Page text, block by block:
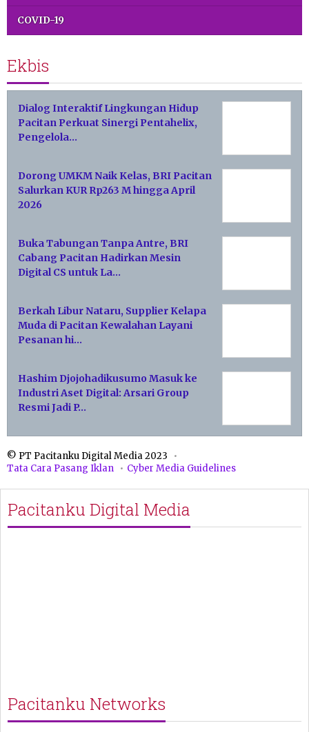
COVID-19
Ekbis
Dialog Interaktif Lingkungan Hidup
Pacitan Perkuat Sinergi Pentahelix,
Pengelola…
Dorong UMKM Naik Kelas, BRI Pacitan
Salurkan KUR Rp263 M hingga April
2026
Buka Tabungan Tanpa Antre, BRI
Cabang Pacitan Hadirkan Mesin
Digital CS untuk La…
Berkah Libur Nataru, Supplier Kelapa
Muda di Pacitan Kewalahan Layani
Pesanan hi…
Hashim Djojohadikusumo Masuk ke
Industri Aset Digital: Arsari Group
Resmi Jadi P…
© PT Pacitanku Digital Media 2023
Tata Cara Pasang Iklan
Cyber Media Guidelines
Pacitanku Digital Media
Pacitanku Networks